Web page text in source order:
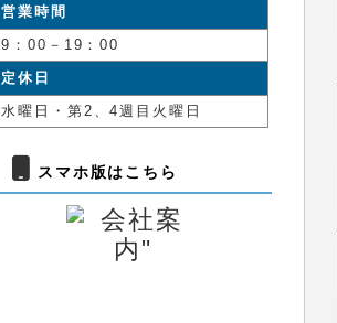
営業時間
9：00－19：00
定休日
水曜日・第2、4週目火曜日
スマホ版はこちら